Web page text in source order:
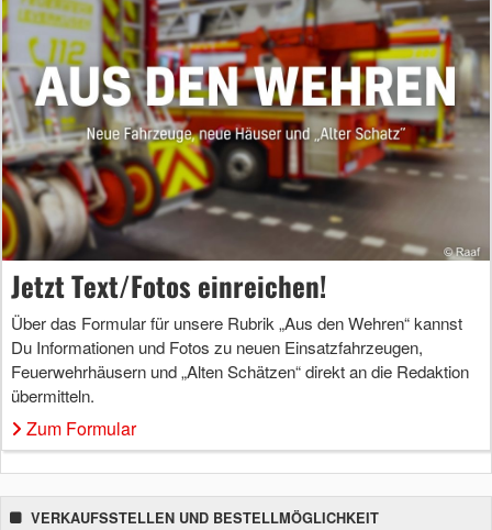
Jetzt Text/Fotos einreichen!
Über das Formular für unsere Rubrik „Aus den Wehren“ kannst
Du Informationen und Fotos zu neuen Einsatzfahrzeugen,
Feuerwehrhäusern und „Alten Schätzen“ direkt an die Redaktion
übermitteln.
Zum Formular
VERKAUFSSTELLEN UND BESTELLMÖGLICHKEIT